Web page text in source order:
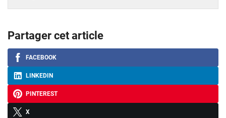
Partager cet article
FACEBOOK
LINKEDIN
PINTEREST
X